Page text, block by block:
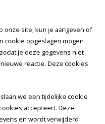
onze site, kun je aangeven of
cookie opgeslagen mogen
je deze gegevens niet
reactie. Deze cookies
we een tijdelijke cookie
accepteert. Deze
en wordt verwijderd